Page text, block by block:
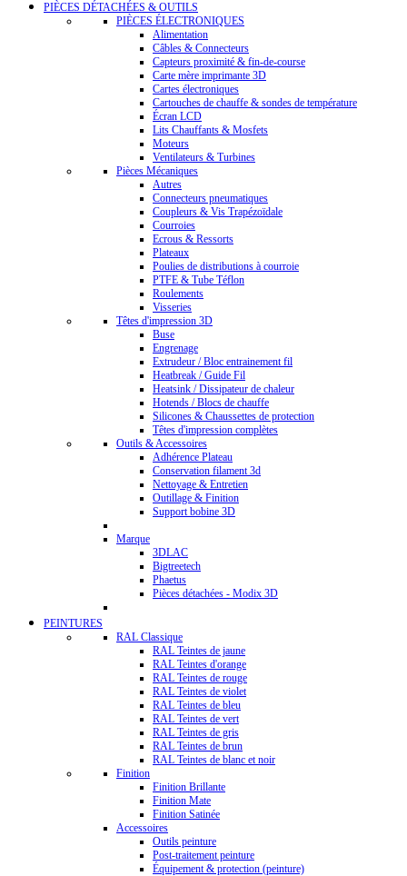
PIÈCES DÉTACHÉES & OUTILS
PIÈCES ÉLECTRONIQUES
Alimentation
Câbles & Connecteurs
Capteurs proximité & fin-de-course
Carte mère imprimante 3D
Cartes électroniques
Cartouches de chauffe & sondes de température
Écran LCD
Lits Chauffants & Mosfets
Moteurs
Ventilateurs & Turbines
Pièces Mécaniques
Autres
Connecteurs pneumatiques
Coupleurs & Vis Trapézoïdale
Courroies
Ecrous & Ressorts
Plateaux
Poulies de distributions à courroie
PTFE & Tube Téflon
Roulements
Visseries
Têtes d'impression 3D
Buse
Engrenage
Extrudeur / Bloc entrainement fil
Heatbreak / Guide Fil
Heatsink / Dissipateur de chaleur
Hotends / Blocs de chauffe
Silicones & Chaussettes de protection
Têtes d'impression complètes
Outils & Accessoires
Adhérence Plateau
Conservation filament 3d
Nettoyage & Entretien
Outillage & Finition
Support bobine 3D
Marque
3DLAC
Bigtreetech
Phaetus
Pièces détachées - Modix 3D
PEINTURES
RAL Classique
RAL Teintes de jaune
RAL Teintes d'orange
RAL Teintes de rouge
RAL Teintes de violet
RAL Teintes de bleu
RAL Teintes de vert
RAL Teintes de gris
RAL Teintes de brun
RAL Teintes de blanc et noir
Finition
Finition Brillante
Finition Mate
Finition Satinée
Accessoires
Outils peinture
Post-traitement peinture
Équipement & protection (peinture)